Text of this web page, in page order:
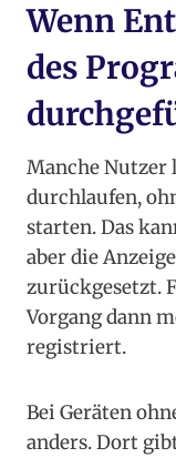
Wenn
des
Manche Nutzer
durchlaufen,
starten. Das
aber die
zurückgesetzt.
Vorgang dann
registriert.
Bei Geräten
anders. Dort